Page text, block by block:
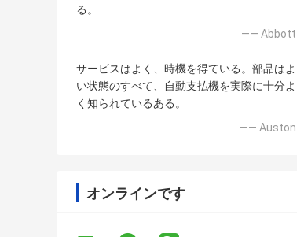
る。
—— Abbott
サービスはよく、時機を得ている。部品はよ
い状態のすべて、自動支払機を実際に十分よ
く知られているある。
—— Auston
オンラインです